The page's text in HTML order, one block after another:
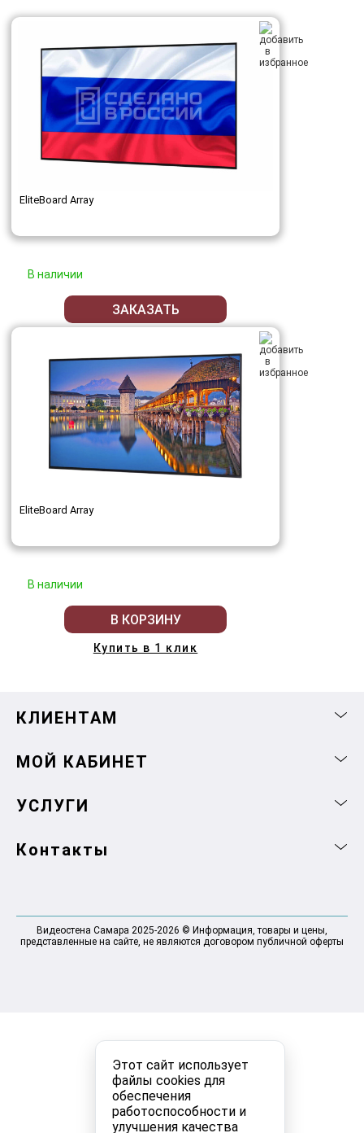
Этот сайт использует
файлы cookies для
обеспечения
работоспособности и
улучшения качества
EliteBoard Array
В наличии
ЗАКАЗАТЬ
EliteBoard Array
В наличии
В КОРЗИНУ
Купить в 1 клик
КЛИЕНТАМ
МОЙ КАБИНЕТ
УСЛУГИ
Контакты
Видеостена Самара 2025-2026 © Информация, товары и цены,
представленные на сайте, не являются договором публичной оферты